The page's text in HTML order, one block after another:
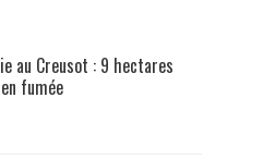
au Creusot : 9 hectares
fumée